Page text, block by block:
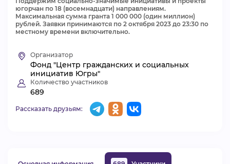
ВИДЕОКУРСЫ
югорчан по 18 (восемнадцати) направлениям.
Максимальная сумма гранта 1 000 000 (один миллион)
рублей. Заявки принимаются по 2 октября 2023 до 23:30 по
местному времени включительно.
Организатор
Фонд "Центр гражданских и социальных
инициатив Югры"
Количество участников
689
Рассказать друзьям: